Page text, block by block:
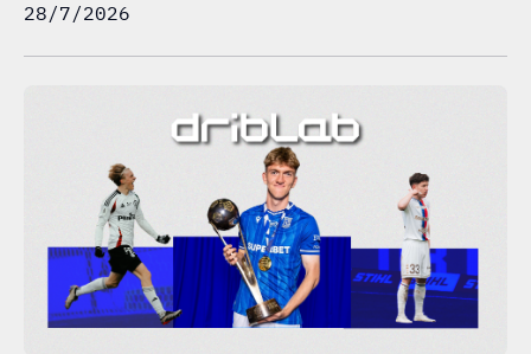
28/7/2026